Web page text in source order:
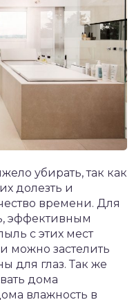
убирать, так как
долезть и
времени. Для
эффективным
с этих мест
можно застелить
для глаз. Так же
дома
влажность в